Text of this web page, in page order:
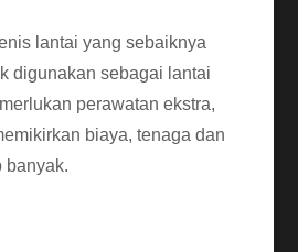
lantai yang sebaiknya
digunakan sebagai lantai
perawatan ekstra,
biaya, tenaga dan
banyak.